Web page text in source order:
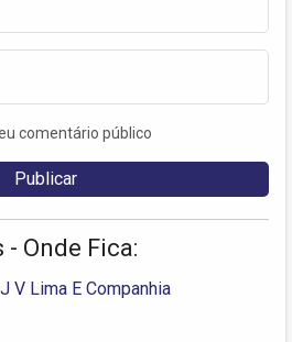
comentário público
Onde Fica:
J V Lima E Companhia